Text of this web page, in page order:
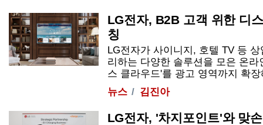
LG전자, B2B 고객 위한 디
칭
LG전자가 사이니지, 호텔 TV 등
리하는 다양한 솔루션을 모은 온
스 클라우드'를 광고 영역까지 확
뉴스
김진아
LG전자, '차지포인트'와 맞손